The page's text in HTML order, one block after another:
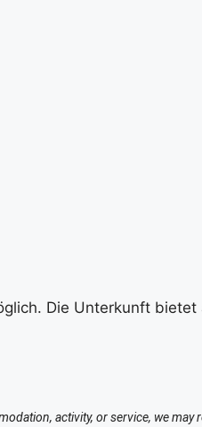
Die Unterkunft
activity, or service, we may